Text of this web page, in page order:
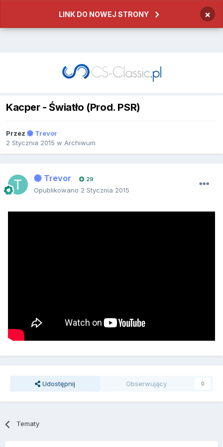
LINK DO NOWEJ STRONY ×
Kacper - Światło (Prod. PSR)
Przez
Trevor
2 Stycznia 2015 w Archiwum
Trevor 29
Opublikowano 2 Stycznia 2015
Udostępnij Obserwujący 0
Tematy